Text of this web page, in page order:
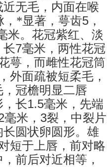
无毛，内面在喉
，*显著，萼齿5 ，
米。花冠紫红、淡
长7毫米，两性花冠
萼，而雌性花冠筒
外面疏被短柔毛，
冠檐明显二唇
，长1.5毫米，先端
毫米， 3裂，中裂片
圆状卵圆形。雄
短于上唇，前对略
前后对近相等，